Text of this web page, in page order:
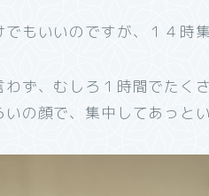
もいいのですが、１４時
わず、むしろ１時間でたく
の顔で、集中してあっと